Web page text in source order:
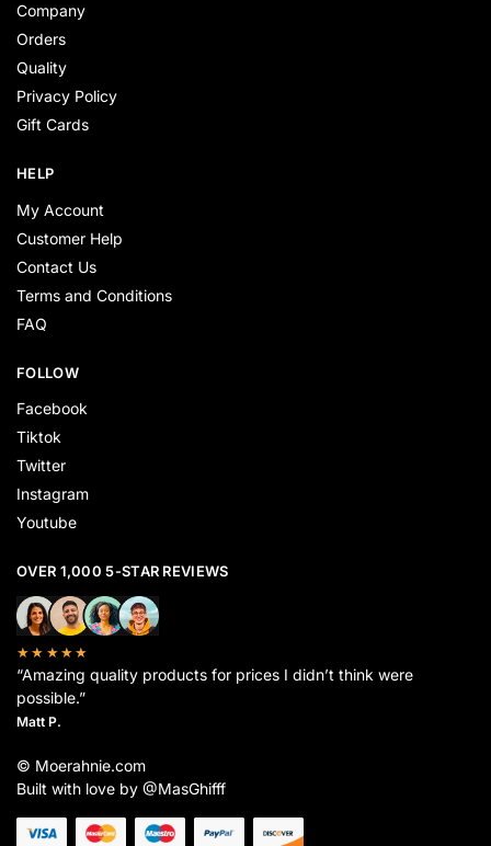
Company
Orders
Quality
Privacy Policy
Gift Cards
HELP
My Account
Customer Help
Contact Us
Terms and Conditions
FAQ
FOLLOW
Facebook
Tiktok
Twitter
Instagram
Youtube
OVER 1,000 5-STAR REVIEWS
★★★★★
“Amazing quality products for prices I didn’t think were
possible.”
Matt P.
© Moerahnie.com
Built with love by @MasGhifff